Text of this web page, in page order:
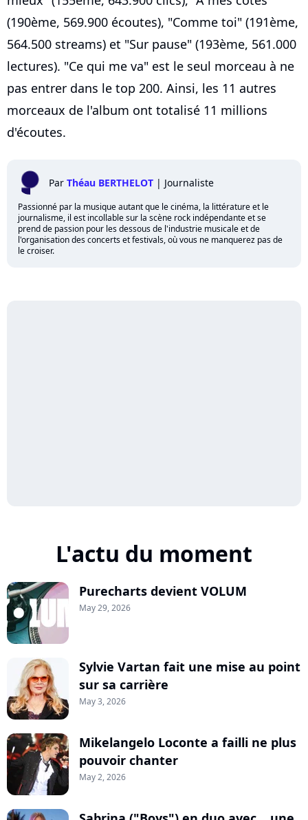
(190ème, 569.900 écoutes), "Comme toi" (191ème,
564.500 streams) et "Sur pause" (193ème, 561.000
lectures). "Ce qui me va" est le seul morceau à ne
pas entrer dans le top 200. Ainsi, les 11 autres
morceaux de l'album ont totalisé 11 millions
d'écoutes.
Par Théau BERTHELOT | Journaliste
Passionné par la musique autant que le cinéma, la littérature et le
journalisme, il est incollable sur la scène rock indépendante et se
prend de passion pour les dessous de l'industrie musicale et de
l'organisation des concerts et festivals, où vous ne manquerez pas de
le croiser.
L'actu du moment
Purecharts devient VOLUM
May 29, 2026
Sylvie Vartan fait une mise au point
sur sa carrière
May 3, 2026
Mikelangelo Loconte a failli ne plus
pouvoir chanter
May 2, 2026